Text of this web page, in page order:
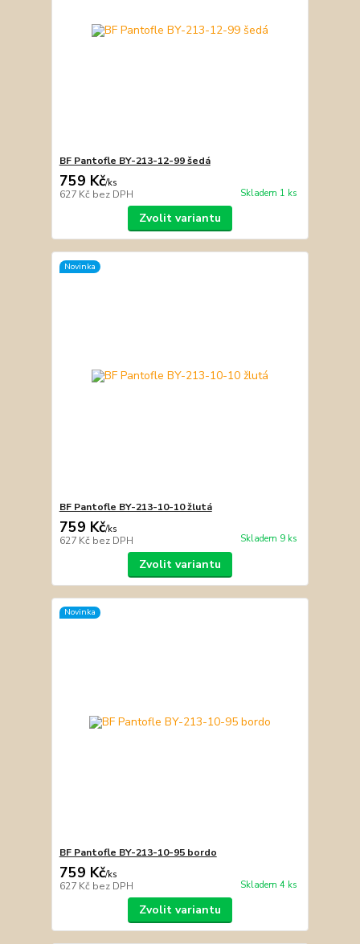
BF Pantofle BY-213-12-99 šedá
759 Kč/ks
627 Kč bez DPH Skladem 1 ks
Zvolit variantu
Novinka
BF Pantofle BY-213-10-10 žlutá
759 Kč/ks
627 Kč bez DPH Skladem 9 ks
Zvolit variantu
Novinka
BF Pantofle BY-213-10-95 bordo
759 Kč/ks
627 Kč bez DPH Skladem 4 ks
Zvolit variantu